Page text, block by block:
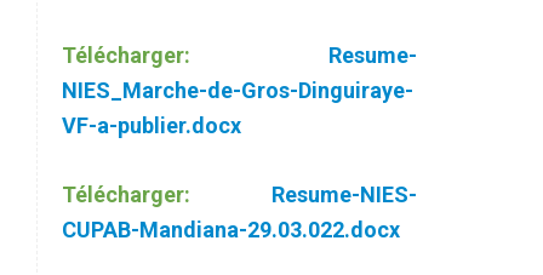
Télécharger:
Resume-
NIES_Marche-de-Gros-Dinguiraye-
VF-a-publier.docx
Télécharger:
Resume-NIES-
CUPAB-Mandiana-29.03.022.docx